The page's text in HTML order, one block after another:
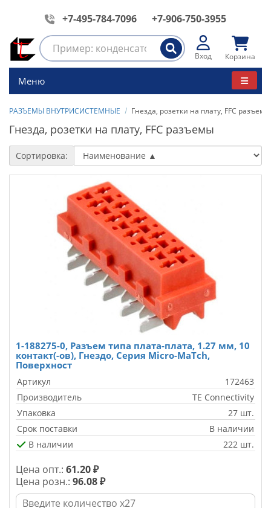
+7-495-784-7096 +7-906-750-3955
Вход Корзина
Меню
РАЗЪЕМЫ ВНУТРИСИСТЕМНЫЕ Гнезда, розетки на плату, FFC разъемы
Гнезда, розетки на плату, FFC разъемы
Сортировка:
1-188275-0, Разъем типа плата-плата, 1.27 мм, 10
контакт(-ов), Гнездо, Серия Micro-MaTch,
Поверхност
Артикул
172463
Производитель
TE Connectivity
Упаковка
27 шт.
Срок поставки
В наличии
В наличии
222 шт.
Цена опт.: 61.20 ₽
Цена розн.: 96.08 ₽